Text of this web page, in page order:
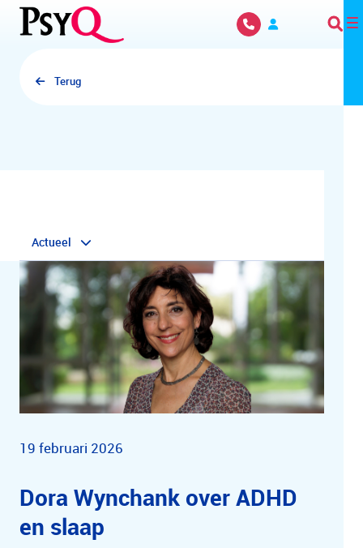
Overslaan en naar hoofdinhoud gaan
Terug
Actueel
19 februari 2026
Dora Wynchank over ADHD
en slaap